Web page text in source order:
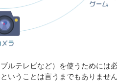
ルテレビなど）を使うためには
いうことは言うまでもありませ